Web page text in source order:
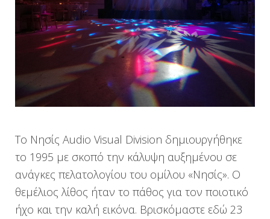
Το Νησίς Audio Visual Division δημιουργήθηκε
το 1995 με σκοπό την κάλυψη αυξημένου σε
ανάγκες πελατολογίου του ομίλου «Νησίς». Ο
θεμέλιος λίθος ήταν το πάθος για τον ποιοτικό
ήχο και την καλή εικόνα. Βρισκόμαστε εδώ 23